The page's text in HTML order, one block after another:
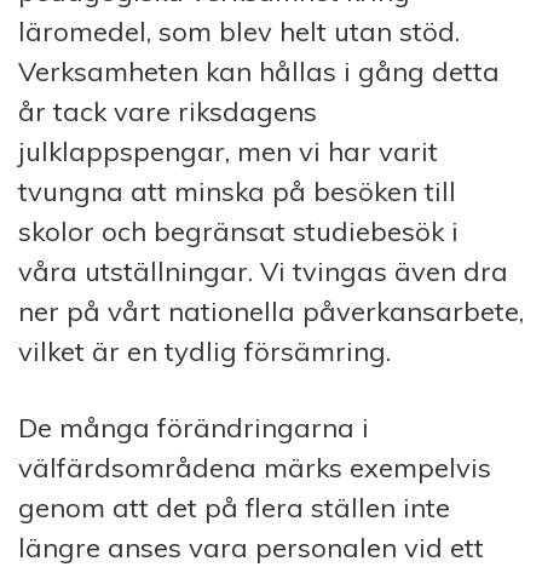
läromedel, som blev helt utan stöd.
Verksamheten kan hållas i gång detta
år tack vare riksdagens
julklappspengar, men vi har varit
tvungna att minska på besöken till
skolor och begränsat studiebesök i
våra utställningar. Vi tvingas även dra
ner på vårt nationella påverkansarbete,
vilket är en tydlig försämring.
De många förändringarna i
välfärdsområdena märks exempelvis
genom att det på flera ställen inte
längre anses vara personalen vid ett